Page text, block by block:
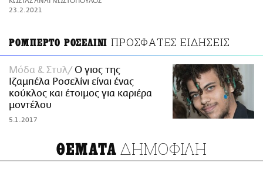
ΑΜΠΑ
23.2.2021
ΡΟΜΠΕΡΤΟ ΡΟΣΕΛΙΝΙ ΠΡΟΣΦΑΤΕΣ ΕΙΔΗΣΕΙΣ
Μόδα & Στυλ
Ο γιος της
Ιζαμπέλα Ροσελίνι είναι ένας
κούκλος και έτοιμος για καριέρα
μοντέλου
5.1.2017
ΘΕΜΑΤΑ ΔΗΜΟΦΙΛΗ